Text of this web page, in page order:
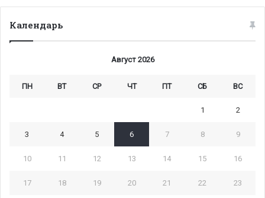
Календарь
Август 2026
ПН ВТ СР ЧТ ПТ СБ ВС
1 2
3 4 5 6 7 8 9
10 11 12 13 14 15 16
17 18 19 20 21 22 23